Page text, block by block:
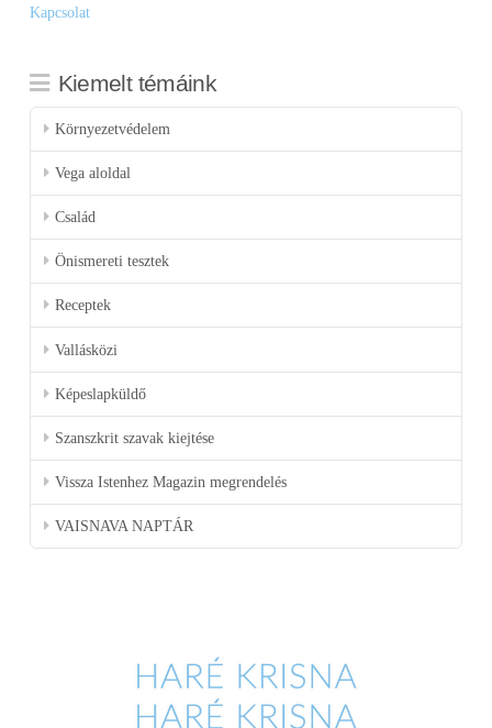
Kapcsolat
Kiemelt témáink
Környezetvédelem
Vega aloldal
Család
Önismereti tesztek
Receptek
Vallásközi
Képeslapküldő
Szanszkrit szavak kiejtése
Vissza Istenhez Magazin megrendelés
VAISNAVA NAPTÁR